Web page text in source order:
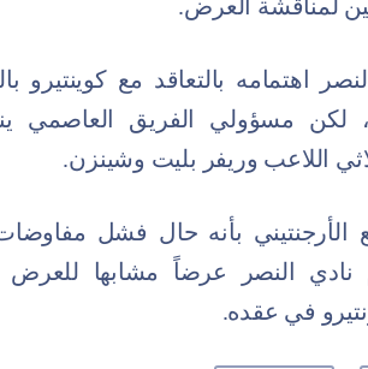
لمناقشة العرض.
اهتمامه بالتعاقد مع كوينتيرو
لكن مسؤولي الفريق
اللاعب وريفر بليت وشينزن.
الأرجنتيني بأنه حال فشل
النصر عرضاً مشابها
في عقده.